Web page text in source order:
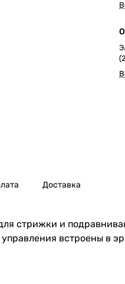
Доставка
стрижки и
встроены в